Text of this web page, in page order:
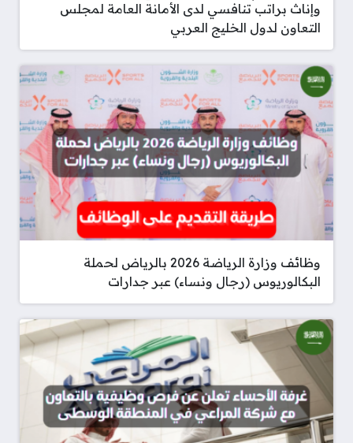
وإناث براتب تنافسي لدى الأمانة العامة لمجلس
التعاون لدول الخليج العربي
وظائف وزارة الرياضة 2026 بالرياض لحملة
البكالوريوس (رجال ونساء) عبر جدارات